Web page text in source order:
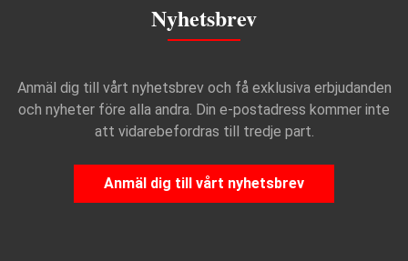
Nyhetsbrev
Anmäl dig till vårt nyhetsbrev och få exklusiva erbjudanden
och nyheter före alla andra. Din e-postadress kommer inte
att vidarebefordras till tredje part.
Anmäl dig till vårt nyhetsbrev